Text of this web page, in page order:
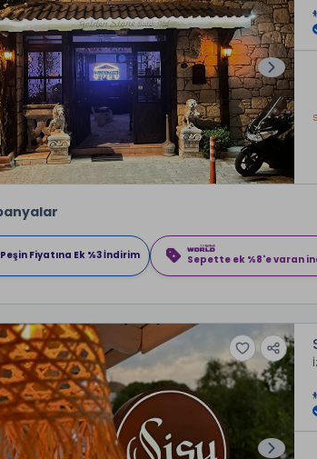
Peşin Fiyatına Ek %3 İndirim Sepette ek %8'e varan